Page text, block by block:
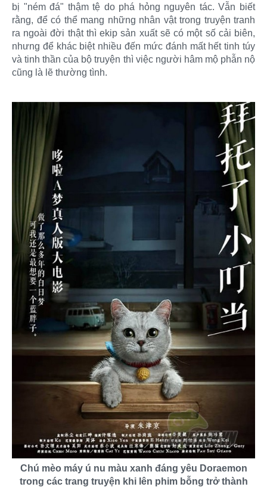
bị "ném đá" thậm tệ do phá hỏng nguyên tác. Vẫn biết
rằng, để có thể mang những nhân vật trong truyện tranh
ra ngoài đời thật thì ekip sản xuất sẽ có một số cải biên,
nhưng để khác biệt nhiều đến mức đánh mất hết tinh túy
và tinh thần của bộ truyện thì việc người hâm mộ phẫn nộ
cũng là lẽ thường tình.
Chú mèo máy ú nu màu xanh đáng yêu Doraemon
trong các trang truyện khi lên phim bỗng trở thành